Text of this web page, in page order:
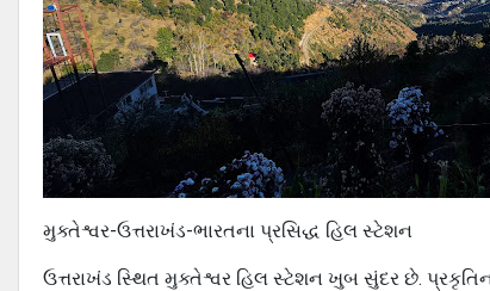
મુક્તેશ્વર-ઉત્તરાખંડ-ભારતના પ્રસિદ્ધ હિલ સ્ટેશન
ઉત્તરાખંડ સ્થિત મુક્તેશ્વર હિલ સ્ટેશન ખુબ સુંદર છે.